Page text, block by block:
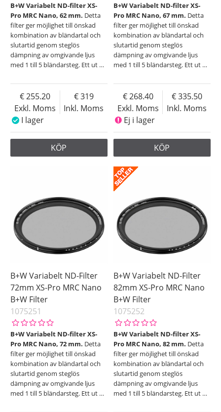
B+W Variabelt ND-filter XS-
Pro MRC Nano, 62 mm. Detta
filter ger möjlighet till önskad
kombination av bländartal och
slutartid genom steglös
dämpning av omgivande ljus
med 1 till 5 bländarsteg. Ett ut …
Exkl. Moms
255.20
Inkl. Moms
319
I lager
KÖP
B+W Variabelt ND-filter XS-
Pro MRC Nano, 67 mm. Detta
filter ger möjlighet till önskad
kombination av bländartal och
slutartid genom steglös
dämpning av omgivande ljus
med 1 till 5 bländarsteg. Ett ut …
Exkl. Moms
268.40
Inkl. Moms
335.50
Ej i lager
KÖP
B+W Variabelt ND-Filter
72mm XS-Pro MRC Nano
B+W Filter
1075251
B+W Variabelt ND-filter XS-
Pro MRC Nano, 72 mm. Detta
filter ger möjlighet till önskad
kombination av bländartal och
slutartid genom steglös
dämpning av omgivande ljus
med 1 till 5 bländarsteg. Ett ut …
B+W Variabelt ND-Filter
82mm XS-Pro MRC Nano
B+W Filter
1075252
B+W Variabelt ND-filter XS-
Pro MRC Nano, 82 mm. Detta
filter ger möjlighet till önskad
kombination av bländartal och
slutartid genom steglös
dämpning av omgivande ljus
med 1 till 5 bländarsteg. Ett ut …